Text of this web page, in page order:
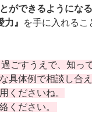
ができるようになる
』 を手に入れるこ
ごすうえで、知っ
具体例で相談し合
くださいね。
ください。